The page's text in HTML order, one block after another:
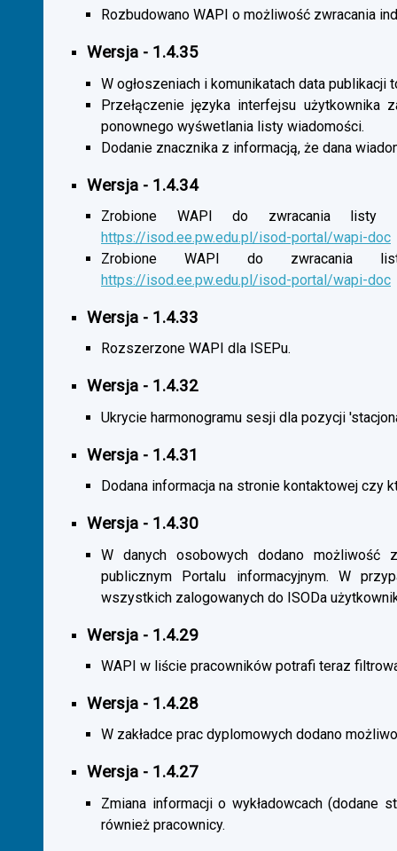
Rozbudowano WAPI o możliwość zwracania
Wersja - 1.4.35
W ogłoszeniach i komunikatach data
Przełączenie języka interfejsu użytkownika
ponownego wyśwetlania listy wiadomości.
Dodanie znacznika z informacją, że dana
Wersja - 1.4.34
Zrobione WAPI do zwracania listy
https://isod.ee.pw.edu.pl/isod-portal/wapi-doc
Zrobione WAPI do zwracania listy
https://isod.ee.pw.edu.pl/isod-portal/wapi-doc
Wersja - 1.4.33
Rozszerzone WAPI dla ISEPu.
Wersja - 1.4.32
Ukrycie harmonogramu sesji dla pozycji
Wersja - 1.4.31
Dodana informacja na stronie kontaktowej czy
Wersja - 1.4.30
W danych osobowych dodano możliwość
publicznym Portalu informacyjnym. W
wszystkich zalogowanych do ISODa
Wersja - 1.4.29
WAPI w liście pracowników potrafi teraz
Wersja - 1.4.28
W zakładce prac dyplomowych dodano
Wersja - 1.4.27
Zmiana informacji o wykładowcach (dodane
również pracownicy.